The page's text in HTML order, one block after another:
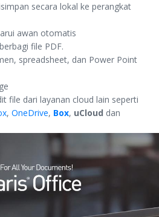
secara lokal ke perangkat
awan otomatis
file PDF.
spreadsheet, dan Power Point
file dari layanan cloud lain seperti
, OneDrive, Box, uCloud dan